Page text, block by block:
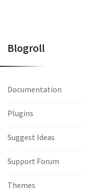
Blogroll
Documentation
Plugins
Suggest Ideas
Support Forum
Themes